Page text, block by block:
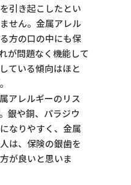
引き起こしたとい
せん。金属アレル
方の口の中にも保
が問題なく機能して
ている傾向はほと
アレルギーのリス
銀や銅、パラジウ
なりやすく、金属
は、保険の銀歯を
が良いと思いま